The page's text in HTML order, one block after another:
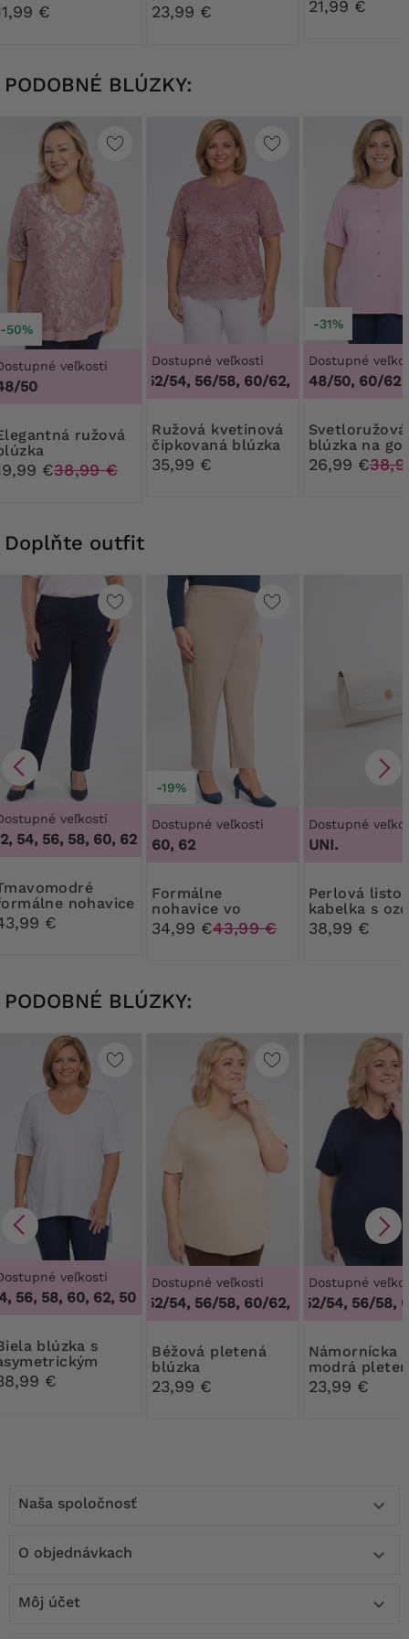
€ 23,99 € 21,99 €
PODOBNÉ BLÚZKY:
-50%
veľkosti
50
€38,99 €
Dostupné veľkosti
48/50, 52/54, 56/58, 60/62,48/50, 52/54,
Ružová kvetinová
čipkovaná blúzka
35,99 €
-31%
Dostupné
48/50, 60/62
Svetloružová
blúzka na
26,99 €
Doplňte outfit
veľkosti
54, 56, 58, 60, 62, 64,46, 50, 52, 54, 56, 58, 60, 62, 64
nohavice
€
-19%
Dostupné veľkosti
60, 62
Formálne
nohavice vo
svetlobéžovej
farbe
34,99 €43,99 €
Dostupné
UNI.
Perlová listová
kabelka s
38,99 €
PODOBNÉ BLÚZKY:
veľkosti
56, 58, 60, 62,50, 52, 54, 56, 58, 60, 62
s
€
Dostupné veľkosti
48/50, 52/54, 56/58, 60/62,48/50, 52/54,
Béžová pletená
blúzka
23,99 €
Dostupné
48/50, 52/54, 56/58,
Námornícka
modrá
blúzka
23,99 €
Naša spoločnosť 
O objednávkach 
Môj účet 